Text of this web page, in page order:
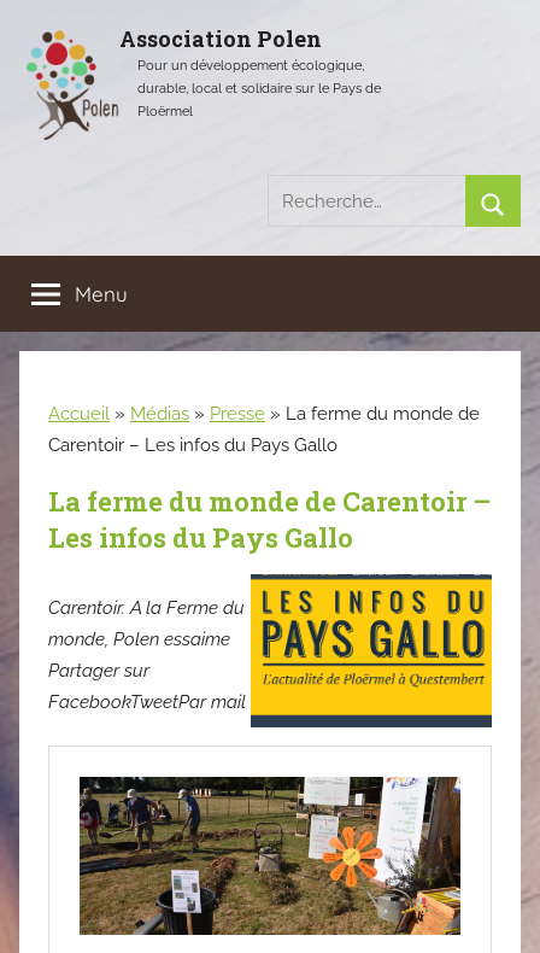
contenu
Association Polen
Pour un développement écologique,
durable, local et solidaire sur le Pays de
Ploërmel
Recherche
:
Menu
Accueil » Médias » Presse » La ferme du monde de
Carentoir – Les infos du Pays Gallo
La ferme du monde de Carentoir –
Les infos du Pays Gallo
Carentoir. A la Ferme du
monde, Polen essaime
Partager sur
FacebookTweetPar mail